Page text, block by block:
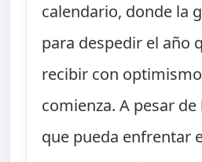
calendario, donde la
para despedir el año
recibir con
comienza. A pesar
que pueda enfrentar